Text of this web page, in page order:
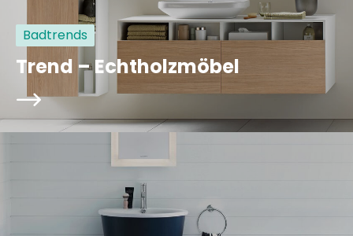
Badtrends
Trend – Echtholzmöbel
arrowRight